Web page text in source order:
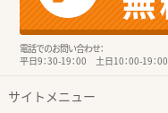
電話でのお問い合わせ：
平日9：30-19：00 土日10：00-19：00
サイトメニュー